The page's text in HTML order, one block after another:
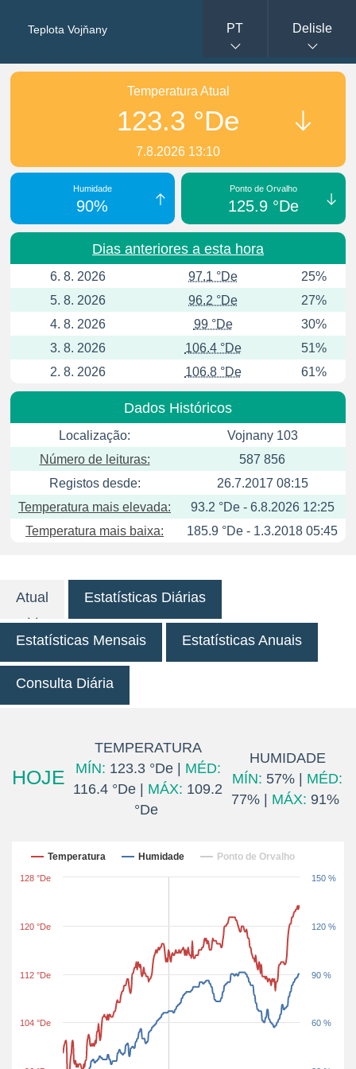
Teplota Vojňany PT Delisle
Temperatura Atual
123.3 °De
7.8.2026 13:10
Humidade
90%
Ponto de Orvalho
125.9 °De
Dias anteriores a esta hora
6. 8. 2026 97.1 °De
25%
5. 8. 2026
96.2 °De
27%
4. 8. 2026
99 °De
30%
3. 8. 2026
106.4 °De
51%
2. 8. 2026
106.8 °De 61%
Dados Históricos
Localização:
Vojnany 103
Número de leituras:
587 856
Registos desde:
26.7.2017 08:15
Temperatura mais elevada:
93.2 °De - 6.8.2026 12:25
Temperatura mais baixa:
185.9 °De - 1.3.2018 05:45
Atual Estatísticas Diárias
Estatísticas Mensais Estatísticas Anuais
Consulta Diária
HOJE
TEMPERATURA
MÍN: 123.3 °De | MÉD:
116.4 °De | MÁX: 109.2
°De
HUMIDADE
MÍN: 57% | MÉD:
77% | MÁX: 91%
Últimas 24 horas
Temperatura Humidade Ponto de Orvalho
104 °De
112 °De
120 °De
128 °De
60 %
90 %
120 %
150 %